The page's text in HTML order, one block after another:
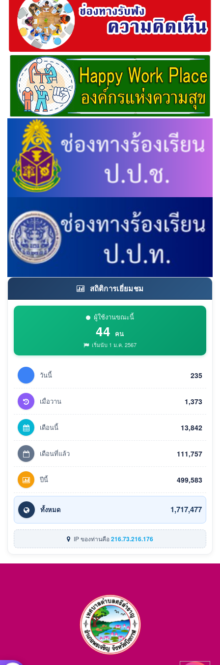
สถิติการเยี่ยมชม
ผู้ใช้งานขณะนี้
44 คน
เริ่มนับ 1 ม.ค. 2567
วันนี้ 235
เมื่อวาน 1,373
เดือนนี้ 13,842
เดือนที่แล้ว 111,757
ปีนี้ 499,583
ทั้งหมด 1,717,477
IP ของท่านคือ216.73.216.176